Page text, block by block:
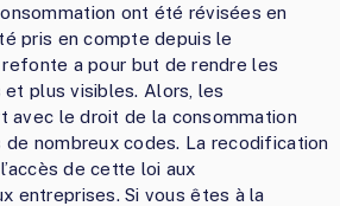
ont été révisées en
pris en compte depuis le
a pour but de rendre les
plus visibles. Alors, les
avec le droit de la consommation
nombreux codes. La recodification
de cette loi aux
entreprises. Si vous êtes à la